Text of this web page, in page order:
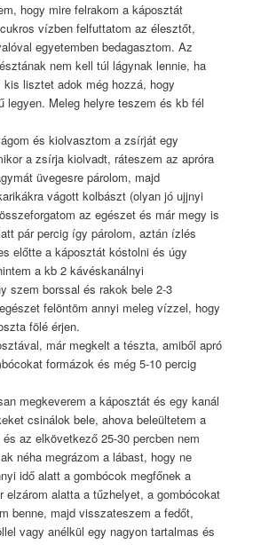
hogy mire felrakom a káposztát
vízben felfuttatom az élesztőt,
egyetemben bedagasztom. Az
nem kell túl lágynak lennie, ha
lisztet adok még hozzá, hogy
legyen. Meleg helyre teszem és kb fél
és kiolvasztom a zsírját egy
a zsírja kiolvadt, ráteszem az apróra
üvegesre párolom, majd
vágott kolbászt (olyan jó ujjnyi
az egészet és már megy is
pár percig így párolom, aztán ízlés
előtte a káposztát kóstolni és úgy
a kb 2 kávéskanálnyi
szem borssal és rakok bele 2-3
felöntöm annyi meleg vízzel, hogy
fölé érjen.
már megkelt a tészta, amiből apró
formázok és még 5-10 percig
megkeverem a káposztát és egy kanál
csinálok bele, ahova beleültetem a
az elkövetkező 25-30 percben nem
néha megrázom a lábast, hogy ne
idő alatt a gombócok megfőnek a
elzárom alatta a tűzhelyet, a gombócokat
benne, majd visszateszem a fedőt,
vagy anélkül egy nagyon tartalmas és